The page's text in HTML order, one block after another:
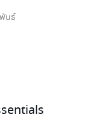
นธ์